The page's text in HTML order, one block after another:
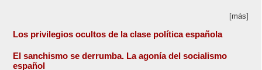
[más]
Los privilegios ocultos de la clase política española
El sanchismo se derrumba. La agonía del socialismo
español